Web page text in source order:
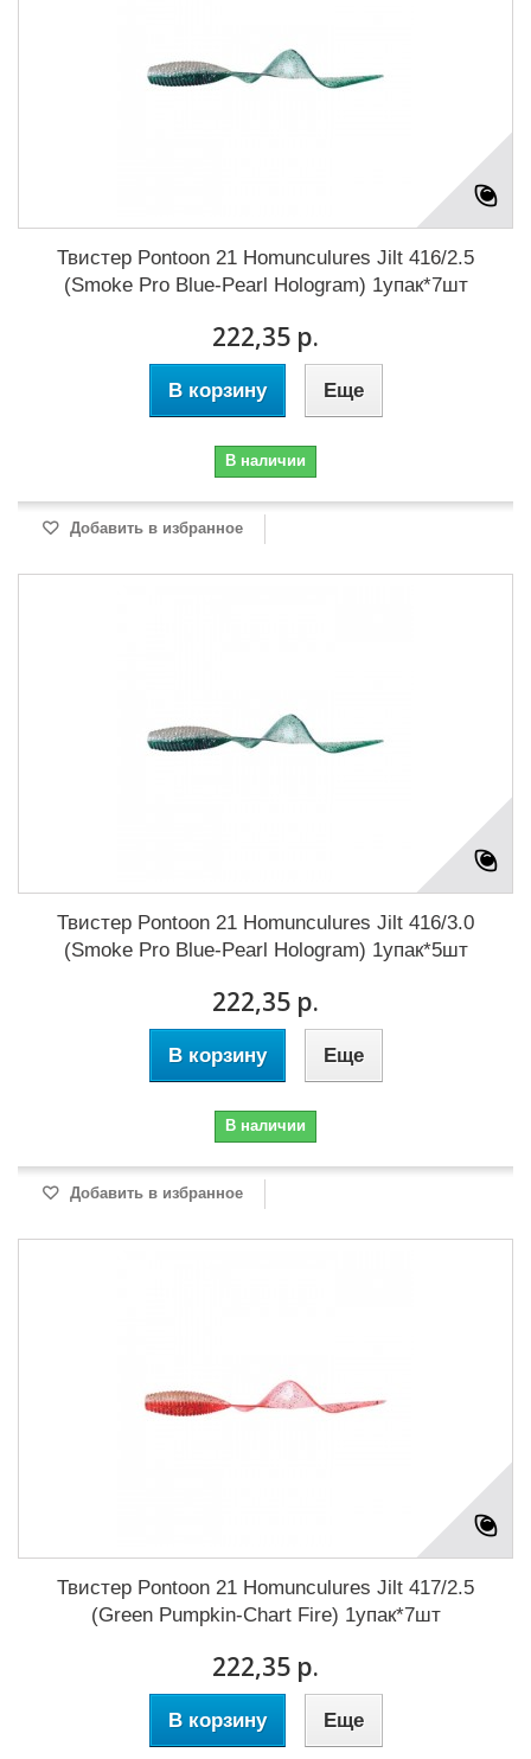
Твистер Pontoon 21 Homunculures Jilt 416/2.5
(Smoke Pro Blue-Pearl Hologram) 1упак*7шт
222,35 р.
В корзину Еще
В наличии
Добавить в избранное
Твистер Pontoon 21 Homunculures Jilt 416/3.0
(Smoke Pro Blue-Pearl Hologram) 1упак*5шт
222,35 р.
В корзину Еще
В наличии
Добавить в избранное
Твистер Pontoon 21 Homunculures Jilt 417/2.5
(Green Pumpkin-Chart Fire) 1упак*7шт
222,35 р.
В корзину Еще